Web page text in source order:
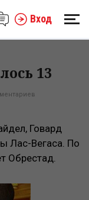
Вход
13
Говард
Лас-Вегаса. По
Обрестад.